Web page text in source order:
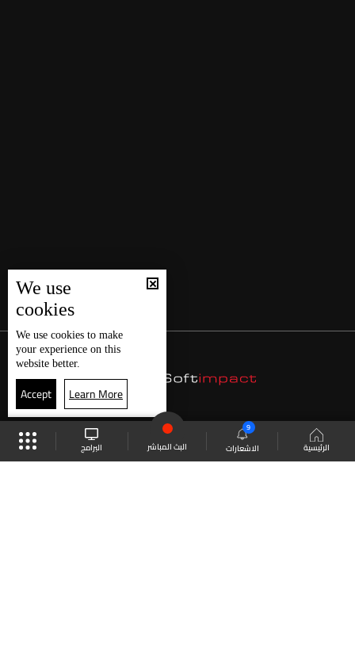
الرئيسية الاشعارات
9
البث المباشر البرامج
We use
cookies
We use cookies to make
your experience on this
website better.
Accept Learn More
موقع البرامج الجدول البث المباشر